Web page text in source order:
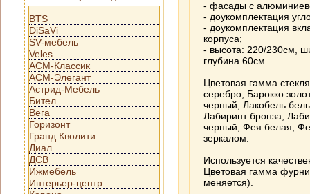
BTS
DiSaVi
SV-мебель
Veles
АСМ-Классик
АСМ-Элегант
Астрид-Мебель
Бител
Вега
Горизонт
Гранд Кволити
Диал
ДСВ
Ижмебель
Интерьер-центр
- фасады с
- доукомплектация
- доукомплектация
корпуса;
- высота: 220/230см,
глубина 60см.
Цветовая гамма
серебро, Барокко
черный, Лакобель
Лабиринт бронза,
черный, Фея белая,
зеркалом.
Используется
Цветовая гамма
меняется).